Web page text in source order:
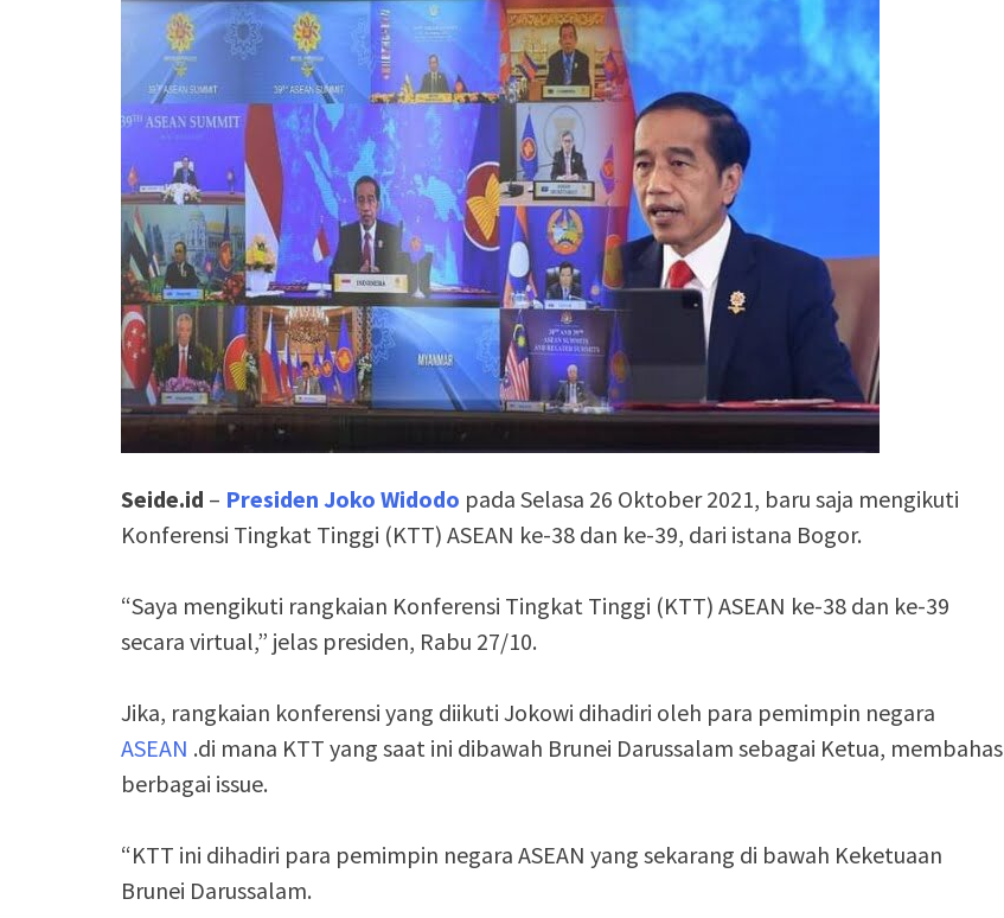
Seide.id – Presiden Joko Widodo pada Selasa 26 Oktober 2021, baru saja mengikuti
Konferensi Tingkat Tinggi (KTT) ASEAN ke-38 dan ke-39, dari istana Bogor.
“Saya mengikuti rangkaian Konferensi Tingkat Tinggi (KTT) ASEAN ke-38 dan ke-39
secara virtual,” jelas presiden, Rabu 27/10.
Jika, rangkaian konferensi yang diikuti Jokowi dihadiri oleh para pemimpin negara
ASEAN .di mana KTT yang saat ini dibawah Brunei Darussalam sebagai Ketua, membahas
berbagai issue.
“KTT ini dihadiri para pemimpin negara ASEAN yang sekarang di bawah Keketuaan
Brunei Darussalam.